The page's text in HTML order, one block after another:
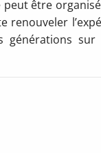
peut être
renouveler
générations